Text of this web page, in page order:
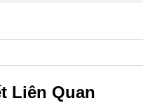
Liên Quan